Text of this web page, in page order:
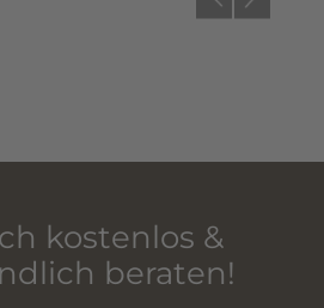
kostenlos &
beraten!